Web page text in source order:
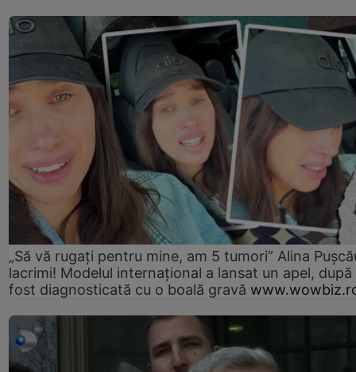
„Să vă rugați pentru mine, am 5 tumori” Alina
lacrimi! Modelul internațional a lansat un apel, după
fost diagnosticată cu o boală gravă